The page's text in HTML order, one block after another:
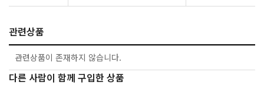
관련상품
관련상품이 존재하지 않습니다.
다른 사람이 함께 구입한 상품